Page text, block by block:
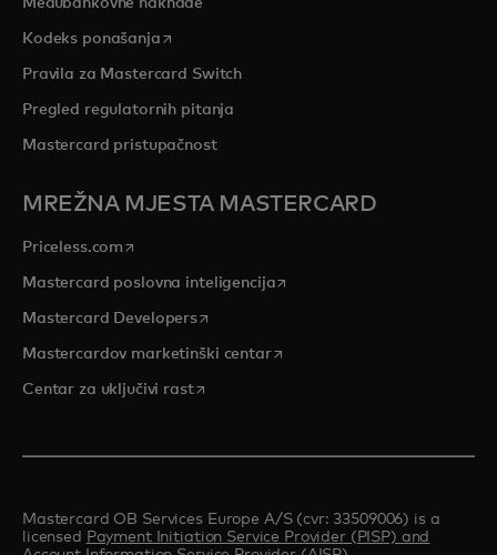
Međubankovne naknade
Kodeks ponašanjaopens in a new tab
Pravila za Mastercard Switch
Pregled regulatornih pitanja
Mastercard pristupačnost
MREŽNA MJESTA MASTERCARD
Priceless.com opens in a new tab
Mastercard poslovna inteligencijaopens in a new tab
Mastercard Developersopens in a new tab
Mastercardov marketinški centaropens in a new tab
Centar za uključivi rastopens in a new tab
Mastercard OB Services Europe A/S (cvr: 33509006) is a
licensed Payment Initiation Service Provider (PISP) and